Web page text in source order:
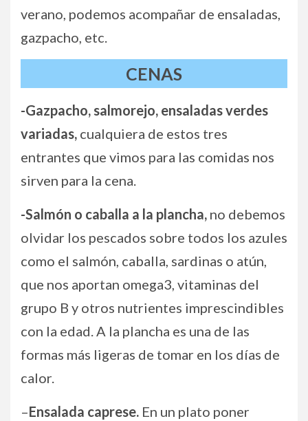
verano, podemos acompañar de ensaladas,
gazpacho, etc.
CENAS
-Gazpacho, salmorejo, ensaladas verdes
variadas, cualquiera de estos tres
entrantes que vimos para las comidas nos
sirven para la cena.
-Salmón o caballa a la plancha, no debemos
olvidar los pescados sobre todos los azules
como el salmón, caballa, sardinas o atún,
que nos aportan omega3, vitaminas del
grupo B y otros nutrientes imprescindibles
con la edad. A la plancha es una de las
formas más ligeras de tomar en los días de
calor.
–Ensalada caprese. En un plato poner